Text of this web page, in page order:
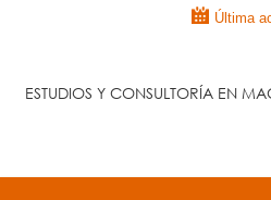
Última
ESTUDIOS Y CONSULTORÍA EN